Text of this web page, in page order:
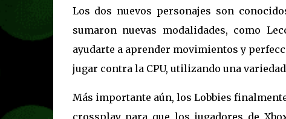
Los dos nuevos personajes son
sumaron nuevas modalidades, como
ayudarte a aprender movimientos y
jugar contra la CPU, utilizando una
Más importante aún, los Lobbies
crossplay para que los jugadores de